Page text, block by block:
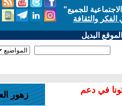
للجميع"
والثقافة
البديل
في دعم
زهور